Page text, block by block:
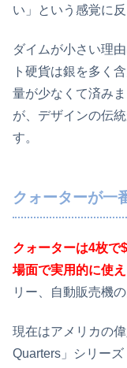
い」という感覚に
ダイムが小さい理
ト硬貨は銀を多く
量が少なくて済み
が、デザインの伝
す。
クォーターが一
クォーターは4枚で
場面で実用的に使え
リー、自動販売機
現在はアメリカの
Quarters」シリー